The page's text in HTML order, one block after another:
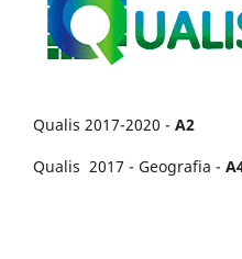
Qualis 2017-2020 - A2
Qualis 2017 - Geografia -